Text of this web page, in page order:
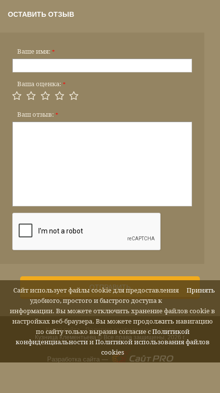
ОСТАВИТЬ ОТЗЫВ
Ваше имя: *
Ваша оценка: *
Ваш отзыв: *
ОТПРАВИТЬ
Кузница Клементьева © Все права защищены, 2026 г.
Карта сайта Политика конфиденциальности
Разработка сайта —
Принять
Сайт использует файлы cookie для предоставления
удобного, простого и быстрого доступа к
информации. Вы можете отключить хранение файлов cookie в
настройках веб-браузера. Вы можете продолжить навигацию
по сайту только выразив согласие с Политикой
конфиденциальностии Политикой использования файлов
cookies